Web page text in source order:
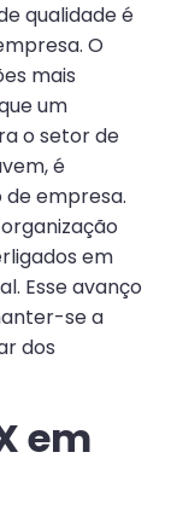
qualidade é
O
mais
um
o setor de
é
empresa.
em
Esse avanço
se a
dos
em